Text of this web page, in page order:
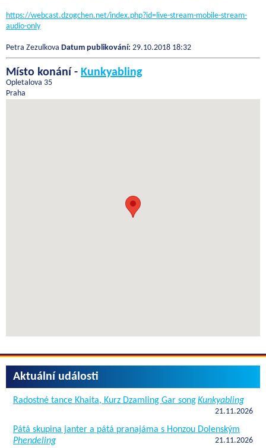
https://webcast.dzogchen.net/index.php?id=live-stream-mobile-stream-
audio-only
Petra Zezulkova Datum publikování: 29.10.2018 18:32
Místo konání - Kunkyabling
Opletalova 35
Praha
Aktuální události
Radostné tance Khaita, Kurz Dzamling Gar songKunkyabling
21.11.2026
Pátá skupina janter a pátá pranajáma s Honzou Dolenským
Phendeling
21.11.2026